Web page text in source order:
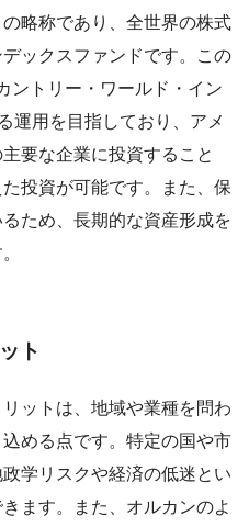
略称であり、全世界の株式
ックスファンドです。この
ントリー・ワールド・イン
運用を目指しており、アメ
要な企業に投資すること
投資が可能です。また、保
ため、長期的な資産形成を
ト
ットは、地域や業種を問わ
める点です。特定の国や市
学リスクや経済の低迷とい
ます。また、オルカンのよ